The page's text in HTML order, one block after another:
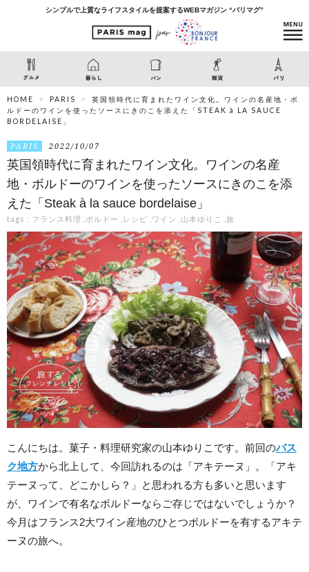
シンプルで上質なライフスタイルを提案するWEBマガジン “パリマグ”
HOME PARIS
英国領時代に育まれたワイン文化。ワインの名産地・ボ
ルドーのワインを使ったソースにきのこを添えた「STEAK à LA SAUCE
BORDELAISE」
PARIS 2022/10/07
英国領時代に育まれたワイン文化。ワインの名産
地・ボルドーのワインを使ったソースにきのこを添
えた「Steak à la sauce bordelaise」
tags : フランス料理 ボルドー レシピ ワイン 山本ゆりこ 旅
こんにちは。菓子・料理研究家の山本ゆりこです。前回のバス
ク地方から北上して、今回訪れるのは「アキテーヌ」。「アキ
テーヌって、どこかしら？」と思われる方も多いと思います
が、ワインで有名なボルドーならご存じではないでしょうか？
今月はフランス2大ワイン産地のひとつボルドーを有するアキテ
ーヌの旅へ。